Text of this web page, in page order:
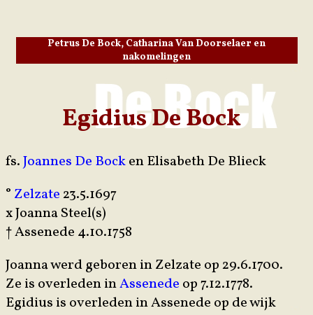
Petrus De Bock, Catharina Van Doorselaer en
nakomelingen
Egidius De Bock
fs.Joannes De Bocken Elisabeth De Blieck
° Zelzate23.5.1697
x Joanna Steel(s)
† Assenede 4.10.1758
Joanna werd geboren in Zelzate op 29.6.1700.
Ze is overleden inAssenede op 7.12.1778.
Egidius is overleden in Assenede op de wijk